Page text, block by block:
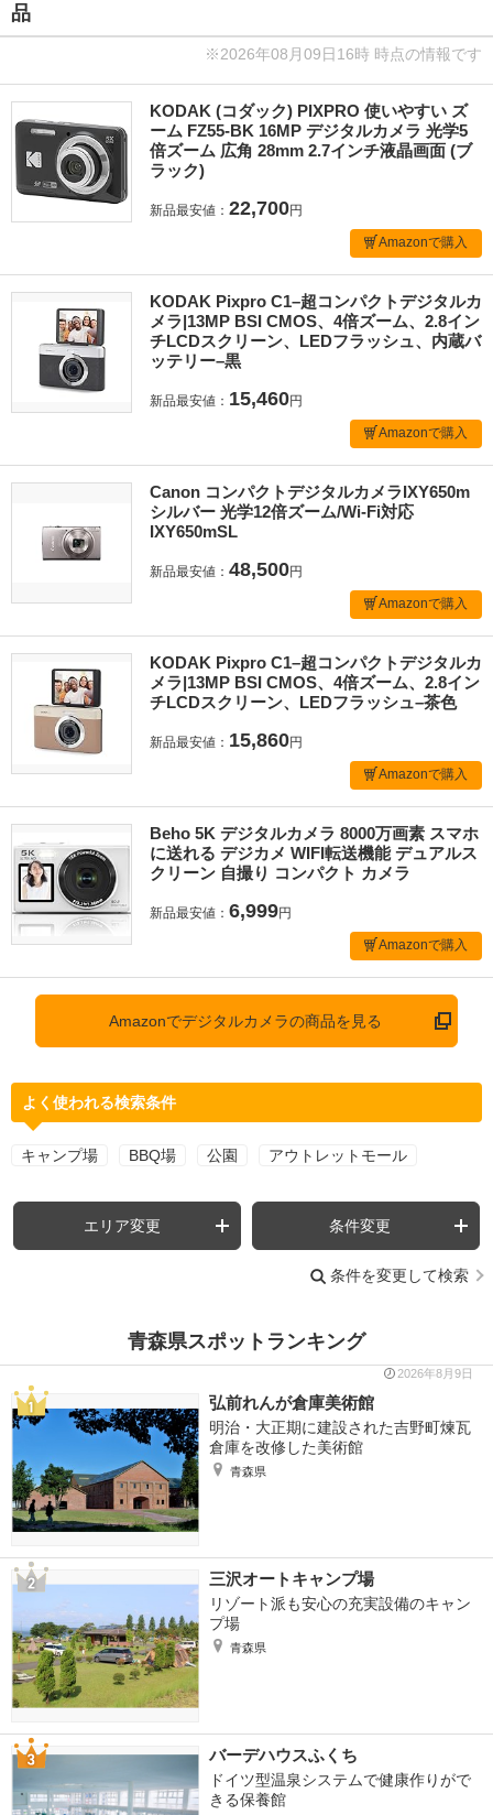
品
※2026年08月09日16時 時点の情報です
KODAK (コダック) PIXPRO 使いやすい ズ
ーム FZ55-BK 16MP デジタルカメラ 光学5
倍ズーム 広角 28mm 2.7インチ液晶画面 (ブ
ラック)
新品最安値： 22,700円
Amazonで購入
KODAK Pixpro C1–超コンパクトデジタルカ
メラ|13MP BSI CMOS、4倍ズーム、2.8イン
チLCDスクリーン、LEDフラッシュ、内蔵バ
ッテリー–黒
新品最安値： 15,460円
Amazonで購入
Canon コンパクトデジタルカメラIXY650m
シルバー 光学12倍ズーム/Wi-Fi対応
IXY650mSL
新品最安値： 48,500円
Amazonで購入
KODAK Pixpro C1–超コンパクトデジタルカ
メラ|13MP BSI CMOS、4倍ズーム、2.8イン
チLCDスクリーン、LEDフラッシュ–茶色
新品最安値： 15,860円
Amazonで購入
Beho 5K デジタルカメラ 8000万画素 スマホ
に送れる デジカメ WIFI転送機能 デュアルス
クリーン 自撮り コンパクト カメラ
新品最安値： 6,999円
Amazonで購入
Amazonでデジタルカメラの商品を見る
よく使われる検索条件
キャンプ場 BBQ場 公園 アウトレットモール
エリア変更 条件変更
条件を変更して検索
青森県スポットランキング
2026年8月9日
弘前れんが倉庫美術館
明治・大正期に建設された吉野町煉瓦
倉庫を改修した美術館
青森県
三沢オートキャンプ場
リゾート派も安心の充実設備のキャン
プ場
青森県
バーデハウスふくち
ドイツ型温泉システムで健康作りがで
きる保養館